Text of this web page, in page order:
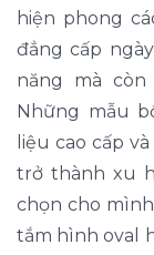
hiện phong
đẳng cấp
năng mà
Những mẫu
liệu cao cấp
trở thành xu
chọn cho
tắm hình oval